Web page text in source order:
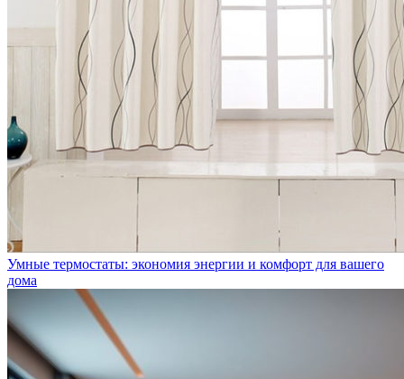
Умные термостаты: экономия энергии и комфорт для вашего
дома